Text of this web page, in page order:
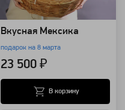
Вкусная Мексика
подарок на 8 марта
23 500 ₽
В корзину